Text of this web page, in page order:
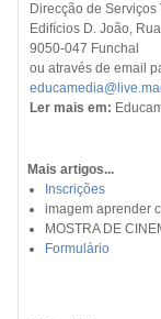
Direcção de
Edifícios D. João,
9050-047 Funchal
ou através de email
Ler mais em:
Mais artigos...
Inscrições
imagem aprender
MOSTRA DE
Formulário